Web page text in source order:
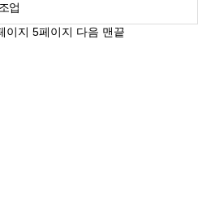
업
이지 5페이지 다음 맨끝